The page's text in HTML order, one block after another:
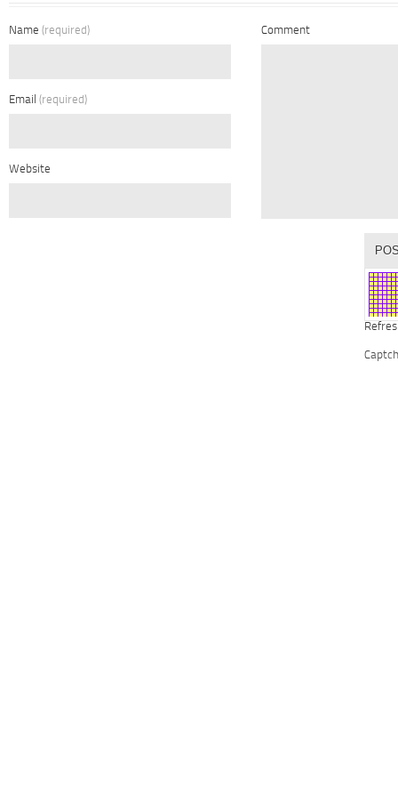
Name (required)
Email (required)
Website
Comment